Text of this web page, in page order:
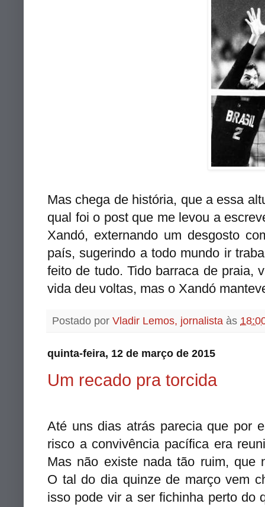
Mas chega de história, que a essa
qual foi o post que me levou a
Xandó, externando um desgosto
país, sugerindo a todo mundo ir
feito de tudo. Tido barraca de praia,
vida deu voltas, mas o Xandó
Postado por Vladir Lemos, jornalista às
quinta-feira, 12 de março de 2015
Um recado pra torcida
Até uns dias atrás parecia que por
risco a convivência pacífica era
Mas não existe nada tão ruim, que
O tal do dia quinze de março vem
isso pode vir a ser fichinha perto do